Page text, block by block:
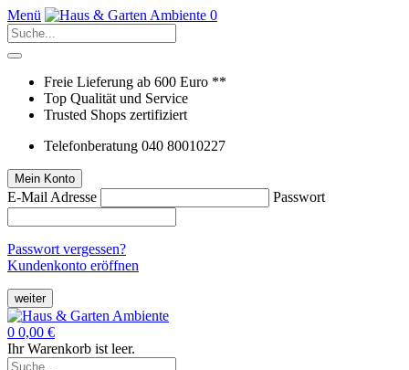
Menü 0
Freie Lieferung ab 600 Euro **
Top Qualität und Service
Trusted Shops zertifiziert
Telefonberatung 040 80010227
Mein Konto
E-Mail Adresse Passwort
Passwort vergessen?
Kundenkonto eröffnen
weiter
0 0,00 €
Ihr Warenkorb ist leer.